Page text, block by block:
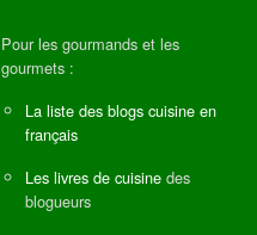
Pour les gourmands et les
gourmets :
La liste des blogs cuisine en
français
Les livres de cuisine des
blogueurs